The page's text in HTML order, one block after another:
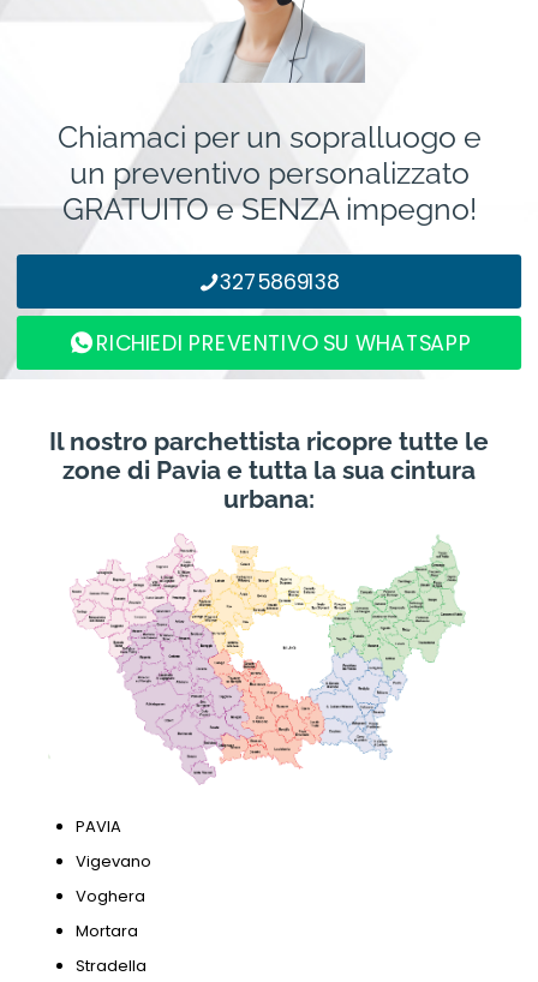
Chiamaci per un sopralluogo e
un preventivo personalizzato
GRATUITO e SENZA impegno!
3275869138
RICHIEDI PREVENTIVO SU WHATSAPP
Il nostro parchettista ricopre tutte le
zone di Pavia e tutta la sua cintura
urbana:
PAVIA
Vigevano
Voghera
Mortara
Stradella